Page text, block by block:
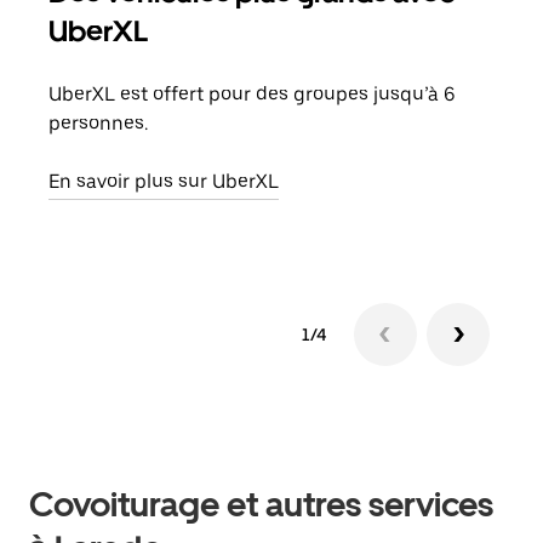
UberXL
UberXL est offert pour des groupes jusqu’à 6
personnes.
En savoir plus sur UberXL
1/4
Covoiturage et autres services